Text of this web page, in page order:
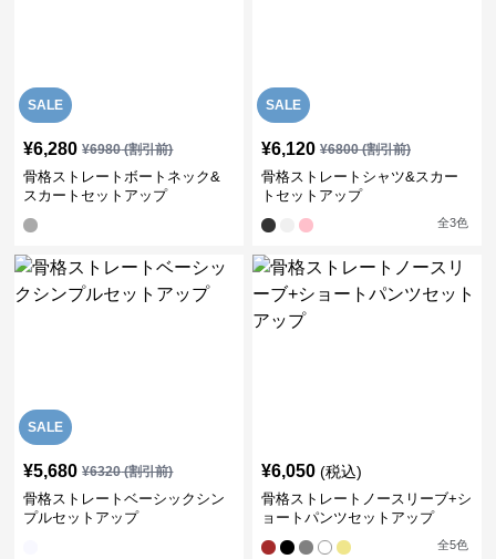
SALE
¥6,280 ¥6980(割引前)
骨格ストレートボートネック&
スカートセットアップ
SALE
¥6,120 ¥6800(割引前)
骨格ストレートシャツ&スカー
トセットアップ
全3色
SALE
¥5,680 ¥6320(割引前)
骨格ストレートベーシックシン
プルセットアップ
¥6,050 (税込)
骨格ストレートノースリーブ+シ
ョートパンツセットアップ
全5色